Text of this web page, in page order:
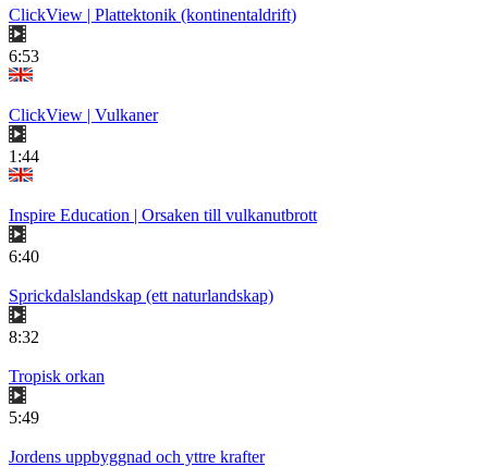
ClickView | Plattektonik (kontinentaldrift)
6:53
ClickView | Vulkaner
1:44
Inspire Education | Orsaken till vulkanutbrott
6:40
Sprickdalslandskap (ett naturlandskap)
8:32
Tropisk orkan
5:49
Jordens uppbyggnad och yttre krafter